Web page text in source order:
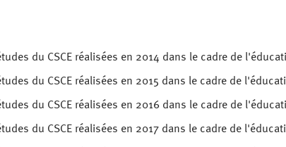
du CSCE réalisées en 2014 dans le cadre de
du CSCE réalisées en 2015 dans le cadre de
du CSCE réalisées en 2016 dans le cadre de
du CSCE réalisées en 2017 dans le cadre de